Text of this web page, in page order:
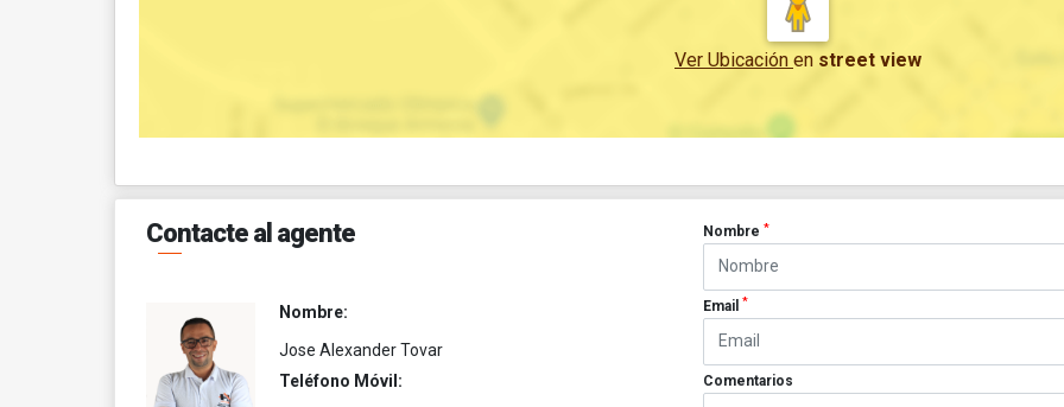
Ver Ubicación en street view
Contacte al agente
Nombre:
Jose Alexander Tovar
Teléfono Móvil:
Nombre*
Email*
Comentarios